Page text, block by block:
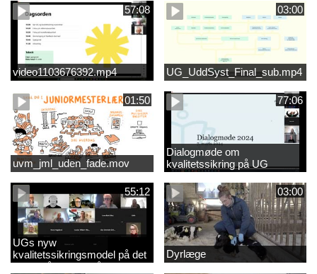
57:08
video1103676392.mp4
03:00
UG_UddSyst_Final_sub.mp4
01:50
uvm_jml_uden_fade.mov
77:06
Dialogmøde om
kvalitetssikring på UG
55:12
UGs nyw
kvalitetssikringsmodel på det
videregående område
03:00
Dyrlæge